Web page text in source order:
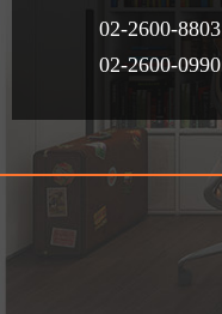
02-2600-8803
02-2600-0990